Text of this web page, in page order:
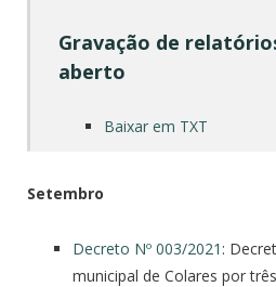
Gravação de
aberto
Baixar em TXT
Setembro
Decreto Nº 003/2021 :
municipal de Colares por